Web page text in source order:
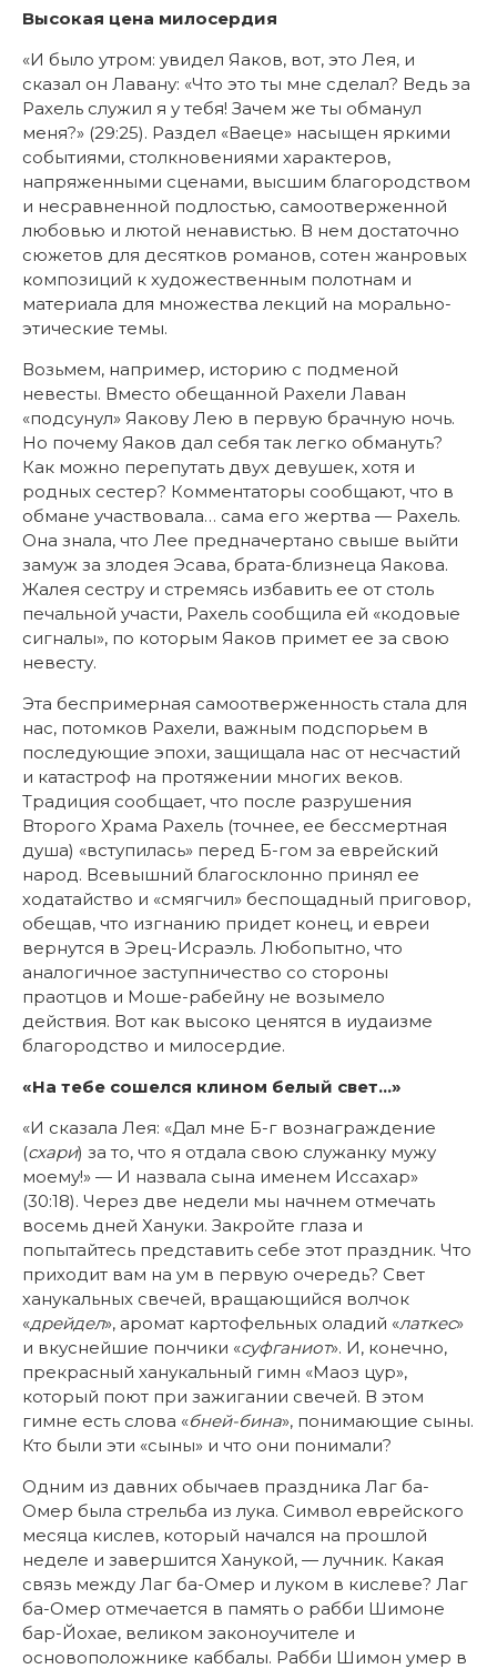
Высокая цена милосердия
«И было утром: увидел Яаков, вот, это Лея, и
сказал он Лавану: «Что это ты мне сделал? Ведь за
Рахель служил я у тебя! Зачем же ты обманул
меня?» (29:25). Раздел «Ваеце» насыщен яркими
событиями, столкновениями характеров,
напряженными сценами, высшим благородством
и несравненной подлостью, самоотверженной
любовью и лютой ненавистью. В нем достаточно
сюжетов для десятков романов, сотен жанровых
композиций к художественным полотнам и
материала для множества лекций на морально-
этические темы.
Возьмем, например, историю с подменой
невесты. Вместо обещанной Рахели Лаван
«подсунул» Яакову Лею в первую брачную ночь.
Но почему Яаков дал себя так легко обмануть?
Как можно перепутать двух девушек, хотя и
родных сестер? Комментаторы сообщают, что в
обмане участвовала… сама его жертва — Рахель.
Она знала, что Лее предначертано свыше выйти
замуж за злодея Эсава, брата-близнеца Яакова.
Жалея сестру и стремясь избавить ее от столь
печальной участи, Рахель сообщила ей «кодовые
сигналы», по которым Яаков примет ее за свою
невесту.
Эта беспримерная самоотверженность стала для
нас, потомков Рахели, важным подспорьем в
последующие эпохи, защищала нас от несчастий
и катастроф на протяжении многих веков.
Традиция сообщает, что после разрушения
Второго Храма Рахель (точнее, ее бессмертная
душа) «вступилась» перед Б-гом за еврейский
народ. Всевышний благосклонно принял ее
ходатайство и «смягчил» беспощадный приговор,
обещав, что изгнанию придет конец, и евреи
вернутся в Эрец-Исраэль. Любопытно, что
аналогичное заступничество со стороны
праотцов и Моше-рабейну не возымело
действия. Вот как высоко ценятся в иудаизме
благородство и милосердие.
«На тебе сошелся клином белый свет…»
«И сказала Лея: «Дал мне Б-г вознаграждение
(схари) за то, что я отдала свою служанку мужу
моему!» — И назвала сына именем Иссахар»
(30:18). Через две недели мы начнем отмечать
восемь дней Хануки. Закройте глаза и
попытайтесь представить себе этот праздник. Что
приходит вам на ум в первую очередь? Свет
ханукальных свечей, вращающийся волчок
«дрейдел», аромат картофельных оладий «латкес»
и вкуснейшие пончики «суфганиот». И, конечно,
прекрасный ханукальный гимн «Маоз цур»,
который поют при зажигании свечей. В этом
гимне есть слова «бней-бина», понимающие сыны.
Кто были эти «сыны» и что они понимали?
Одним из давних обычаев праздника Лаг ба-
Омер была стрельба из лука. Символ еврейского
месяца кислев, который начался на прошлой
неделе и завершится Ханукой, — лучник. Какая
связь между Лаг ба-Омер и луком в кислеве? Лаг
ба-Омер отмечается в память о рабби Шимоне
бар-Йохае, великом законоучителе и
основоположнике каббалы. Рабби Шимон умер в